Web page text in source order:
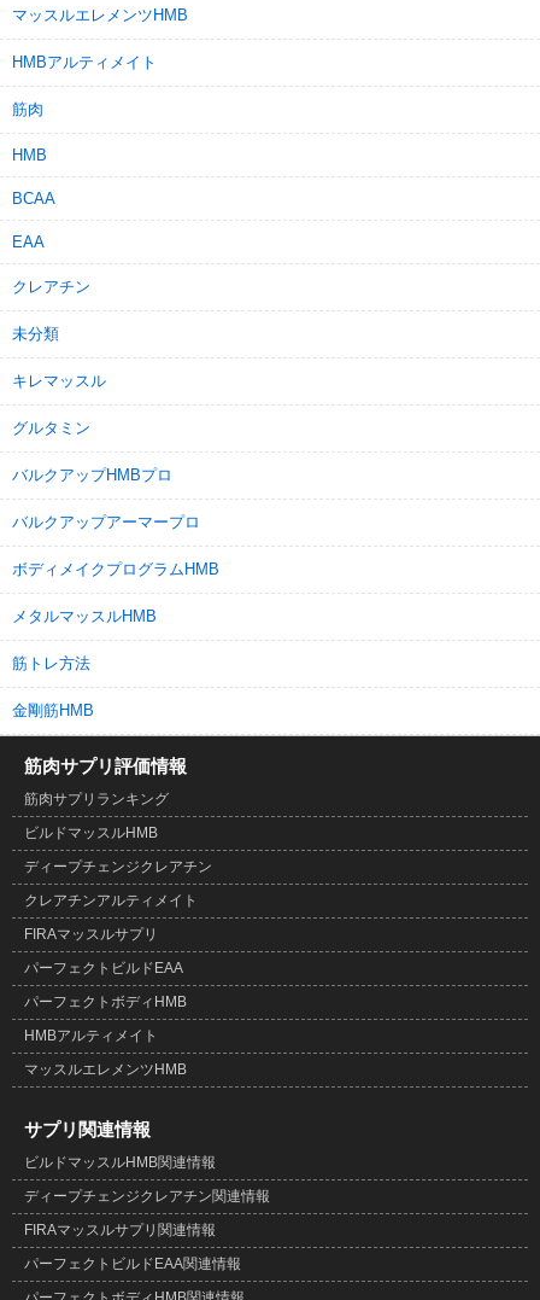
マッスルエレメンツHMB
HMBアルティメイト
筋肉
HMB
BCAA
EAA
クレアチン
未分類
キレマッスル
グルタミン
バルクアップHMBプロ
バルクアップアーマープロ
ボディメイクプログラムHMB
メタルマッスルHMB
筋トレ方法
金剛筋HMB
筋肉サプリ評価情報
筋肉サプリランキング
ビルドマッスルHMB
ディープチェンジクレアチン
クレアチンアルティメイト
FIRAマッスルサプリ
パーフェクトビルドEAA
パーフェクトボディHMB
HMBアルティメイト
マッスルエレメンツHMB
サプリ関連情報
ビルドマッスルHMB関連情報
ディープチェンジクレアチン関連情報
FIRAマッスルサプリ関連情報
パーフェクトビルドEAA関連情報